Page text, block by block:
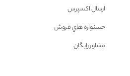
ارسال اکسپرس
جسنواره هاي فروش
مشاور رايگان